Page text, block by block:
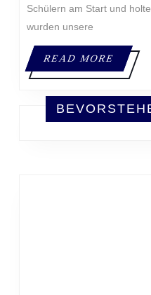
Schülern am Start und
wurden unsere
READ MOREREAD
MORE